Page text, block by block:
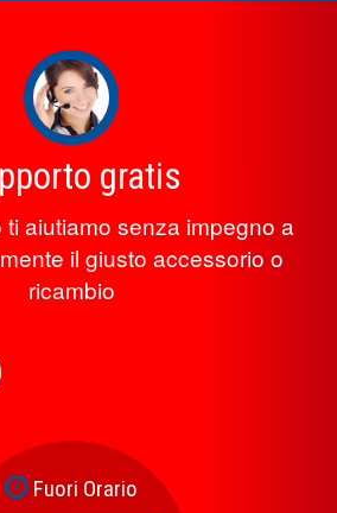
gratis
aiutiamo senza impegno a
il giusto accessorio o
ricambio
Fuori Orario